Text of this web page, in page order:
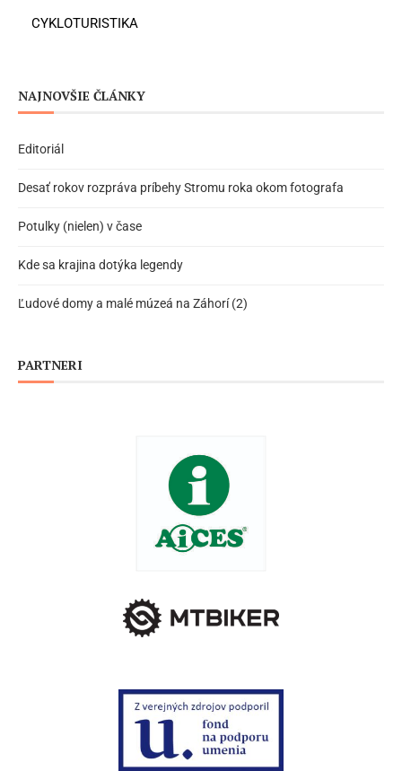
CYKLOTURISTIKA
NAJNOVŠIE ČLÁNKY
Editoriál
Desať rokov rozpráva príbehy Stromu roka okom fotografa
Potulky (nielen) v čase
Kde sa krajina dotýka legendy
Ľudové domy a malé múzeá na Záhorí (2)
PARTNERI